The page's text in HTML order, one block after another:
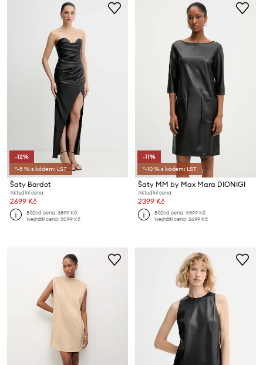
-12%
*-5 % s kódem: LST
Šaty Bardot
Aktuální cena:
2699 Kč
Běžná cena:3899 Kč
Nejnižší cena:3099 Kč
-11%
*-10 % s kódem: LST
Šaty MM by Max Mara DIONIGI
Aktuální cena:
2399 Kč
Běžná cena:4899 Kč
Nejnižší cena:2699 Kč